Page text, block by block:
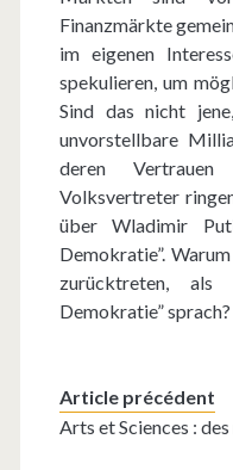
Finanzmärkte
im eigenen
spekulieren, um
Sind das nicht
unvorstellbare
deren
Volksvertreter
über Wladimir
Demokratie”.
zurücktreten, als
Demokratie”
Article précédent
Arts et Sciences :